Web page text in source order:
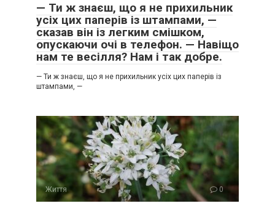
— Ти ж знаєш, що я не прихильник
усіх цих паперів із штампами, —
сказав він із легким смішком,
опускаючи очі в телефон. — Навіщо
нам те весілля? Нам і так добре.
— Ти ж знаєш, що я не прихильник усіх цих паперів із
штампами, —
Життя 0